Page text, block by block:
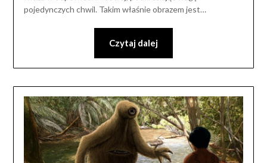
pojedynczych chwil. Takim właśnie obrazem jest…
Czytaj dalej